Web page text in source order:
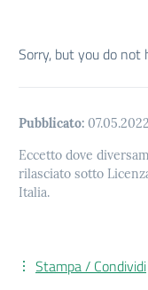
Sorry, but you do
Pubblicato: 07.05.2022
Eccetto dove
rilasciato sotto
Italia.
Stampa / Condividi